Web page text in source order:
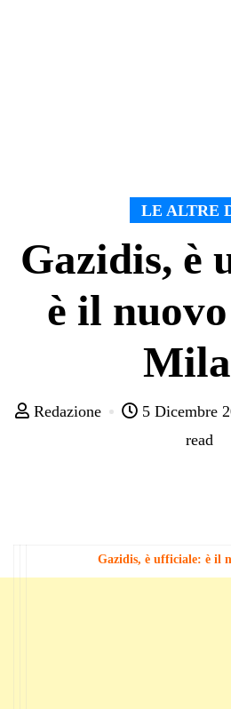
LE ALTRE
Gazidis, è
è il
Redazione 5 Dicembre
read
Gazidis, è ufficiale: è il